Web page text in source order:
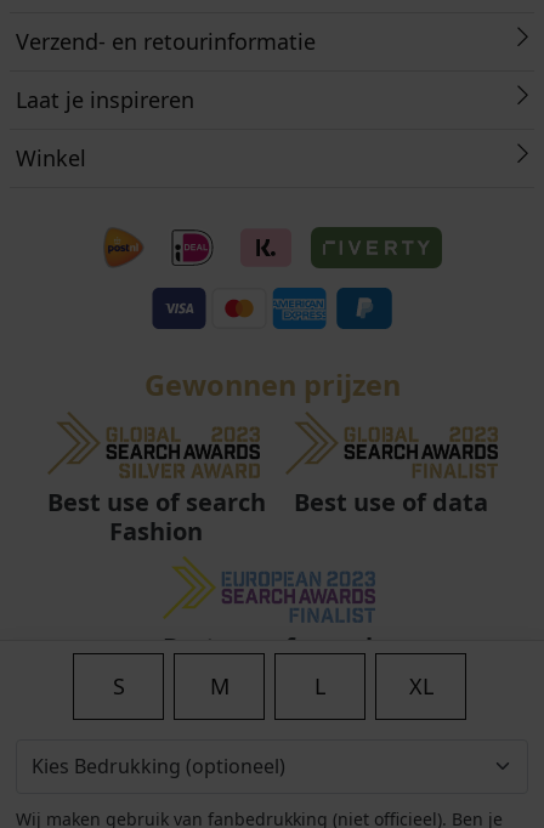
S M L XL
Wij maken gebruik van fanbedrukking (niet officieel). Ben je
Verzend- en retourinformatie
Laat je inspireren
Winkel
Gewonnen prijzen
Best use of search
Fashion
Best use of data
Best use of search
Fashion